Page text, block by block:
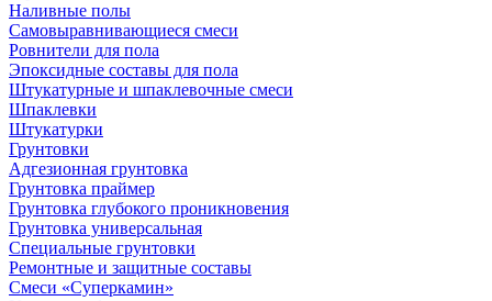
Наливные полы
Самовыравнивающиеся смеси
Ровнители для пола
Эпоксидные составы для пола
Штукатурные и шпаклевочные смеси
Шпаклевки
Штукатурки
Грунтовки
Адгезионная грунтовка
Грунтовка праймер
Грунтовка глубокого проникновения
Грунтовка универсальная
Специальные грунтовки
Ремонтные и защитные составы
Смеси «Суперкамин»